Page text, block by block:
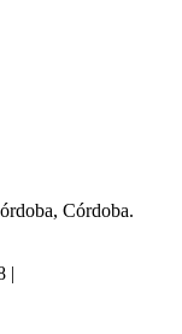
Córdoba.
|